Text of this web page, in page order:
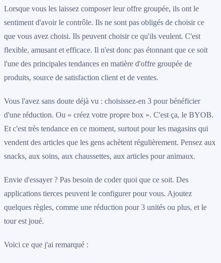
Lorsque vous les laissez composer leur offre groupée, ils ont le
sentiment d'avoir le contrôle. Ils ne sont pas obligés de choisir ce
que vous avez choisi. Ils peuvent choisir ce qu'ils veulent. C'est
flexible, amusant et efficace. Il n'est donc pas étonnant que ce soit
l'une des principales tendances en matière d'offre groupée de
produits, source de satisfaction client et de ventes.
Vous l'avez sans doute déjà vu : choisissez-en 3 pour bénéficier
d'une réduction. Ou « créez votre propre box ». C'est ça, le BYOB.
Et c'est très tendance en ce moment, surtout pour les magasins qui
vendent des articles que les gens achètent régulièrement. Pensez aux
snacks, aux soins, aux chaussettes, aux articles pour animaux.
Envie d'essayer ? Pas besoin de coder quoi que ce soit. Des
applications tierces peuvent le configurer pour vous. Ajoutez
quelques règles, comme une réduction pour 3 unités ou plus, et le
tour est joué.
Voici ce que j'ai remarqué :